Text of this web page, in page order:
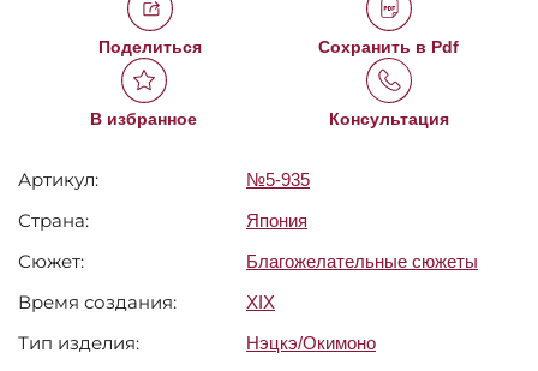
Поделиться Сохранить в Pdf
В избранное Консультация
Артикул: №5-935
Страна: Япония
Сюжет: Благожелательные сюжеты
Время создания: XIX
Тип изделия: Нэцкэ/Окимоно